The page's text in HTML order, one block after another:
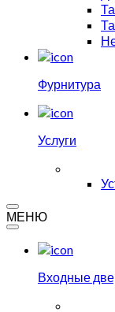
Фурнитура
Услуги
МЕНЮ
Входные